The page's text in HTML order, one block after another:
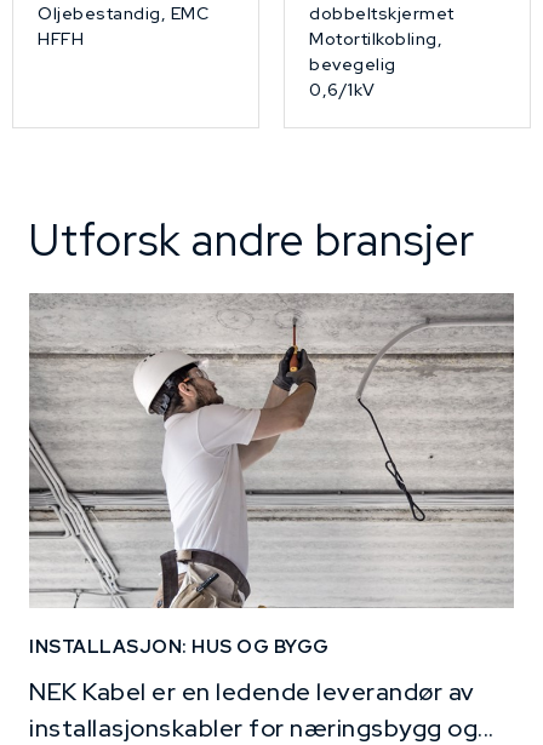
Oljebestandig, EMC
HFFH
dobbeltskjermet
Motortilkobling,
bevegelig
0,6/1kV
Utforsk andre bransjer
INSTALLASJON: HUS OG BYGG
NEK Kabel er en ledende leverandør av
installasjonskabler for næringsbygg og...